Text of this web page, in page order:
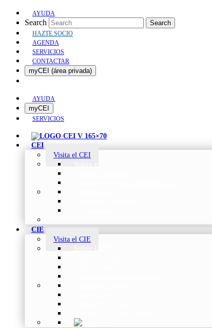
AYUDA
Search Search
HAZTE SOCIO
AGENDA
SERVICIOS
CONTACTAR
myCEI (área privada)
AYUDA
myCEI
SERVICIOS
CEI
Visita el CEI
CIE
Visita el CIE